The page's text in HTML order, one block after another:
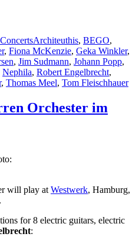
ConcertsArchiteuthis, BEGO,
, Fiona McKenzie, Geka Winkler,
, Jim Sudmann, Johann Popp,
Nephila, Robert Engelbrecht,
, Thomas Meel, Tom Fleischhauer
Orchester im
will play at Westwerk, Hamburg,
for 8 electric guitars, electric
: